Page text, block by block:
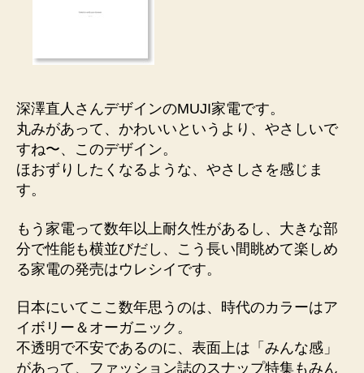
深澤直人さんデザインのMUJI家電です。
丸みがあって、かわいいというより、やさしいで
すね〜、このデザイン。
ほおずりしたくなるような、やさしさを感じま
す。
もう家電って数年以上耐久性があるし、大きな部
分で性能も横並びだし、こう長い間眺めて楽しめ
る家電の発売はウレシイです。
日本にいてここ数年思うのは、時代のカラーはア
イボリー＆オーガニック。
不透明で不安であるのに、表面上は「みんな感」
があって、ファッション誌のスナップ特集もみん